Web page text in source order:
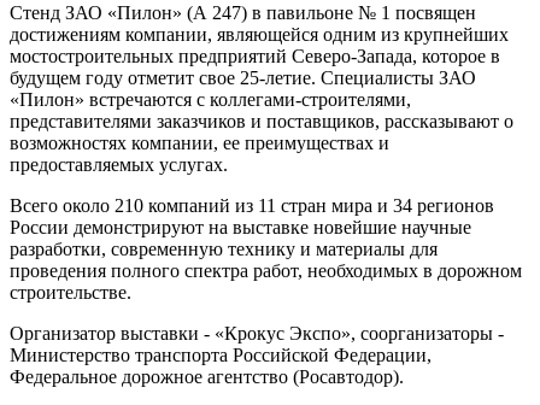
Стенд ЗАО «Пилон» (А 247) в павильоне № 1 посвящен
достижениям компании, являющейся одним из крупнейших
мостостроительных предприятий Северо-Запада, которое в
будущем году отметит свое 25-летие. Специалисты ЗАО
«Пилон» встречаются с коллегами-строителями,
представителями заказчиков и поставщиков, рассказывают о
возможностях компании, ее преимуществах и
предоставляемых услугах.
Всего около 210 компаний из 11 стран мира и 34 регионов
России демонстрируют на выставке новейшие научные
разработки, современную технику и материалы для
проведения полного спектра работ, необходимых в дорожном
строительстве.
Организатор выставки - «Крокус Экспо», соорганизаторы -
Министерство транспорта Российской Федерации,
Федеральное дорожное агентство (Росавтодор).